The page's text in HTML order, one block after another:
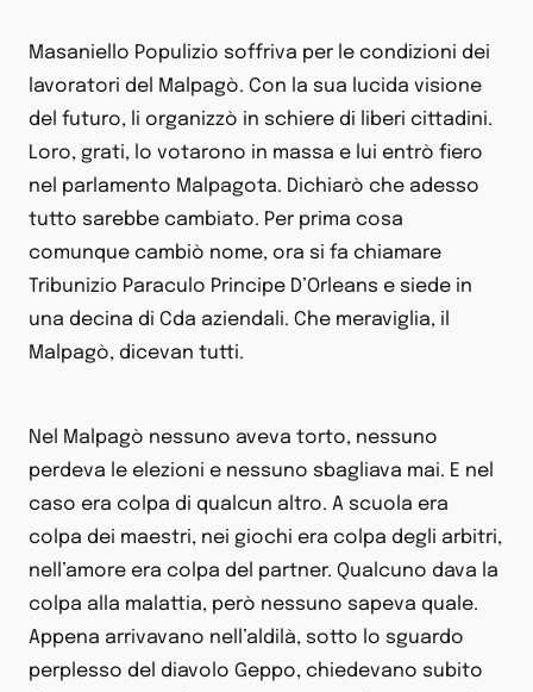
Masaniello Populizio soffriva per le condizioni dei
lavoratori del Malpagò. Con la sua lucida visione
del futuro, li organizzò in schiere di liberi cittadini.
Loro, grati, lo votarono in massa e lui entrò fiero
nel parlamento Malpagota. Dichiarò che adesso
tutto sarebbe cambiato. Per prima cosa
comunque cambiò nome, ora si fa chiamare
Tribunizio Paraculo Principe D’Orleans e siede in
una decina di Cda aziendali. Che meraviglia, il
Malpagò, dicevan tutti.
Nel Malpagò nessuno aveva torto, nessuno
perdeva le elezioni e nessuno sbagliava mai. E nel
caso era colpa di qualcun altro. A scuola era
colpa dei maestri, nei giochi era colpa degli arbitri,
nell’amore era colpa del partner. Qualcuno dava la
colpa alla malattia, però nessuno sapeva quale.
Appena arrivavano nell’aldilà, sotto lo sguardo
perplesso del diavolo Geppo, chiedevano subito